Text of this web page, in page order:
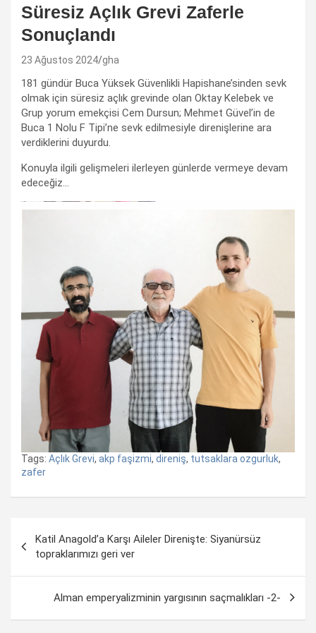
Süresiz Açlık Grevi Zaferle
Sonuçlandı
23 Ağustos 2024 gha
181 gündür Buca Yüksek Güvenlikli Hapishane’sinden sevk
olmak için süresiz açlık grevinde olan Oktay Kelebek ve
Grup yorum emekçisi Cem Dursun; Mehmet Güvel’in de
Buca 1 Nolu F Tipi’ne sevk edilmesiyle direnişlerine ara
verdiklerini duyurdu.
Konuyla ilgili gelişmeleri ilerleyen günlerde vermeye devam
edeceğiz…
Tags: Açlık Grevi, akp faşizmi, direniş, tutsaklara ozgurluk,
zafer
dolaşımı
Katil Anagold’a Karşı Aileler Direnişte: Siyanürsüz
topraklarımızı geri ver
Alman emperyalizminin yargısının saçmalıkları -2-